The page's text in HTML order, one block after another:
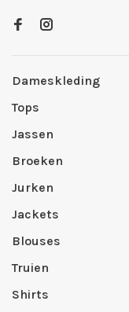
Dameskleding
Tops
Jassen
Broeken
Jurken
Jackets
Blouses
Truien
Shirts